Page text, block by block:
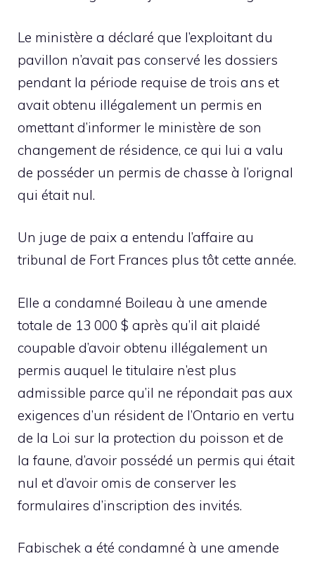
Le ministère a déclaré que l’exploitant du
pavillon n’avait pas conservé les dossiers
pendant la période requise de trois ans et
avait obtenu illégalement un permis en
omettant d’informer le ministère de son
changement de résidence, ce qui lui a valu
de posséder un permis de chasse à l’orignal
qui était nul.
Un juge de paix a entendu l’affaire au
tribunal de Fort Frances plus tôt cette année.
Elle a condamné Boileau à une amende
totale de 13 000 $ après qu’il ait plaidé
coupable d’avoir obtenu illégalement un
permis auquel le titulaire n’est plus
admissible parce qu’il ne répondait pas aux
exigences d’un résident de l’Ontario en vertu
de la Loi sur la protection du poisson et de
la faune, d’avoir possédé un permis qui était
nul et d’avoir omis de conserver les
formulaires d’inscription des invités.
Fabischek a été condamné à une amende